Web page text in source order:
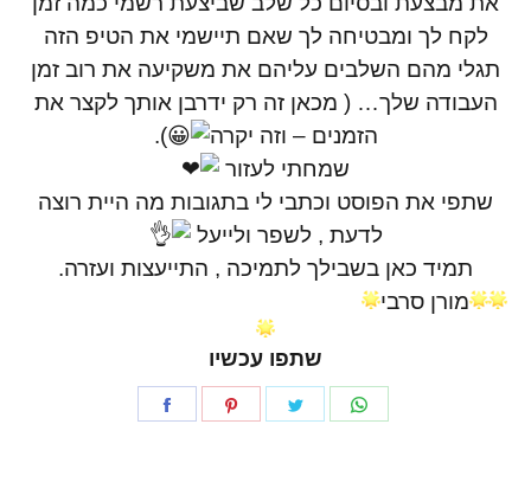
לקח לך ומבטיחה לך שאם תיישמי את הטיפ הזה
תגלי מהם השלבים עליהם את משקיעה את רוב זמן
העבודה שלך… ( מכאן זה רק ידרבן אותך לקצר את
הזמנים – וזה יקרה
).
שמחתי לעזור
שתפי את הפוסט וכתבי לי בתגובות מה היית רוצה
לדעת , לשפר ולייעל
תמיד כאן בשבילך לתמיכה , התייעצות ועזרה.
מורן סרבי
שתפו עכשיו
Share
Share